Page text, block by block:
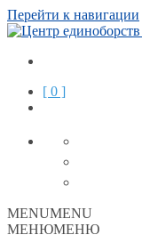
Перейти к навигации
[ 0 ]
MENUMENU
МЕНЮМЕНЮ